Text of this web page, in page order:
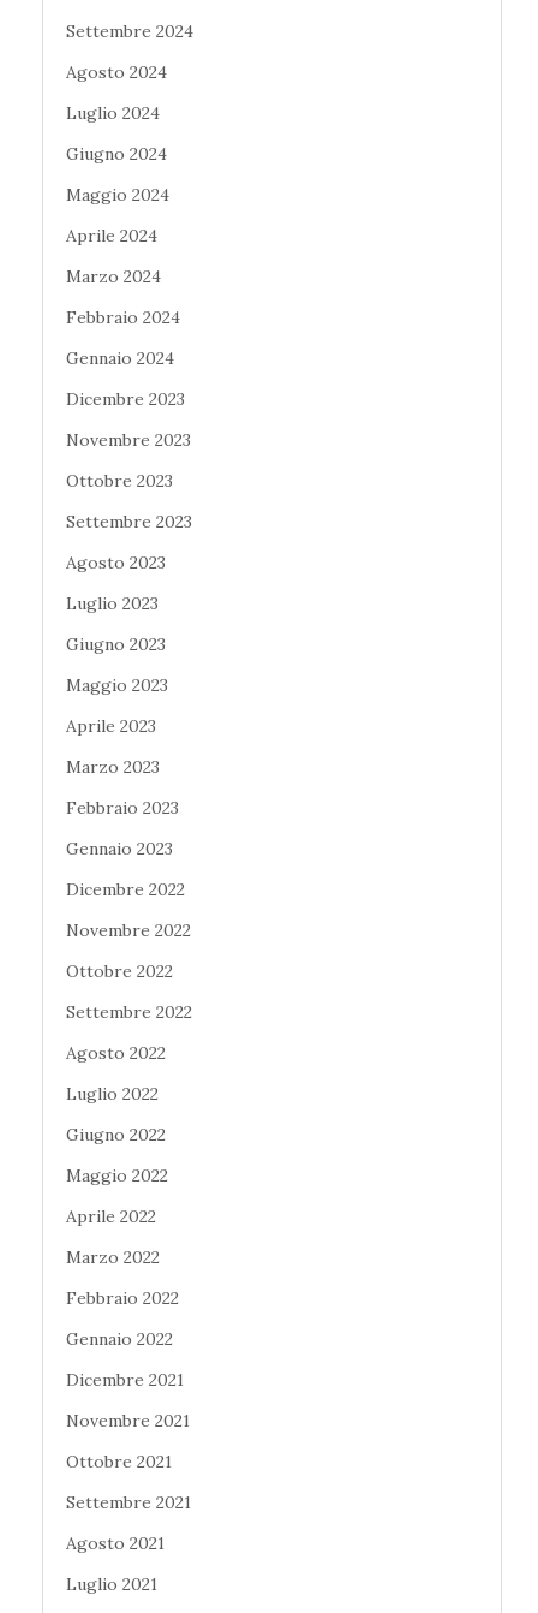
Settembre 2024
Agosto 2024
Luglio 2024
Giugno 2024
Maggio 2024
Aprile 2024
Marzo 2024
Febbraio 2024
Gennaio 2024
Dicembre 2023
Novembre 2023
Ottobre 2023
Settembre 2023
Agosto 2023
Luglio 2023
Giugno 2023
Maggio 2023
Aprile 2023
Marzo 2023
Febbraio 2023
Gennaio 2023
Dicembre 2022
Novembre 2022
Ottobre 2022
Settembre 2022
Agosto 2022
Luglio 2022
Giugno 2022
Maggio 2022
Aprile 2022
Marzo 2022
Febbraio 2022
Gennaio 2022
Dicembre 2021
Novembre 2021
Ottobre 2021
Settembre 2021
Agosto 2021
Luglio 2021